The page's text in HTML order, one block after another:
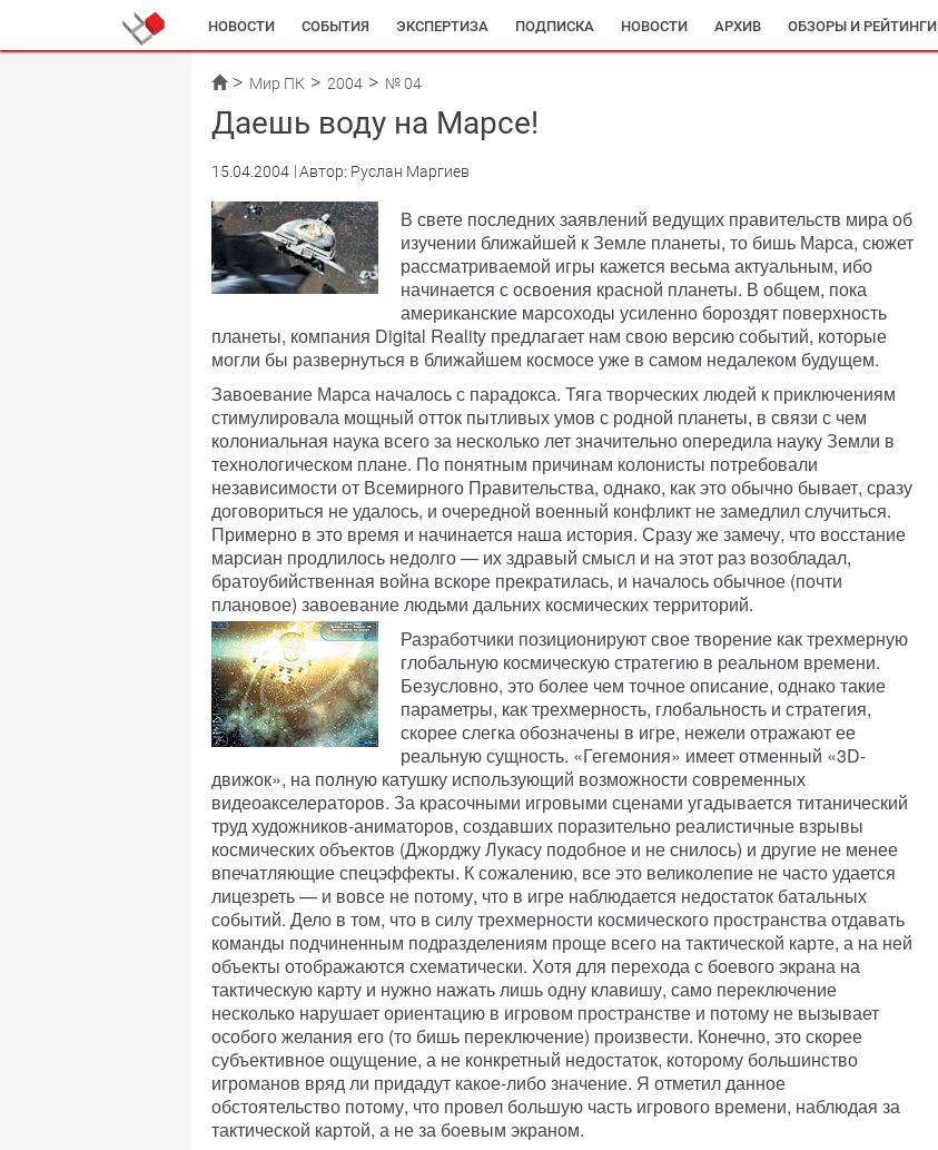
НОВОСТИ СОБЫТИЯ ЭКСПЕРТИЗА ПОДПИСКА НОВОСТИ АРХИВ ОБЗОРЫ И РЕЙТИНГИ
Мир ПК 2004 № 04
Даешь воду на Марсе!
15.04.2004 Автор: Руслан Маргиев
В свете последних заявлений ведущих правительств мира об
изучении ближайшей к Земле планеты, то бишь Марса, сюжет
рассматриваемой игры кажется весьма актуальным, ибо
начинается с освоения красной планеты. В общем, пока
американские марсоходы усиленно бороздят поверхность
планеты, компания Digital Reality предлагает нам свою версию событий, которые
могли бы развернуться в ближайшем космосе уже в самом недалеком будущем.
Завоевание Марса началось с парадокса. Тяга творческих людей к приключениям
стимулировала мощный отток пытливых умов с родной планеты, в связи с чем
колониальная наука всего за несколько лет значительно опередила науку Земли в
технологическом плане. По понятным причинам колонисты потребовали
независимости от Всемирного Правительства, однако, как это обычно бывает, сразу
договориться не удалось, и очередной военный конфликт не замедлил случиться.
Примерно в это время и начинается наша история. Сразу же замечу, что восстание
марсиан продлилось недолго — их здравый смысл и на этот раз возобладал,
братоубийственная война вскоре прекратилась, и началось обычное (почти
плановое) завоевание людьми дальних космических территорий.
Разработчики позиционируют свое творение как трехмерную
глобальную космическую стратегию в реальном времени.
Безусловно, это более чем точное описание, однако такие
параметры, как трехмерность, глобальность и стратегия,
скорее слегка обозначены в игре, нежели отражают ее
реальную сущность. «Гегемония» имеет отменный «3D-
движок», на полную катушку использующий возможности современных
видеоакселераторов. За красочными игровыми сценами угадывается титанический
труд художников-аниматоров, создавших поразительно реалистичные взрывы
космических объектов (Джорджу Лукасу подобное и не снилось) и другие не менее
впечатляющие спецэффекты. К сожалению, все это великолепие не часто удается
лицезреть — и вовсе не потому, что в игре наблюдается недостаток батальных
событий. Дело в том, что в силу трехмерности космического пространства отдавать
команды подчиненным подразделениям проще всего на тактической карте, а на ней
объекты отображаются схематически. Хотя для перехода с боевого экрана на
тактическую карту и нужно нажать лишь одну клавишу, само переключение
несколько нарушает ориентацию в игровом пространстве и потому не вызывает
особого желания его (то бишь переключение) произвести. Конечно, это скорее
субъективное ощущение, а не конкретный недостаток, которому большинство
игроманов вряд ли придадут какое-либо значение. Я отметил данное
обстоятельство потому, что провел большую часть игрового времени, наблюдая за
тактической картой, а не за боевым экраном.